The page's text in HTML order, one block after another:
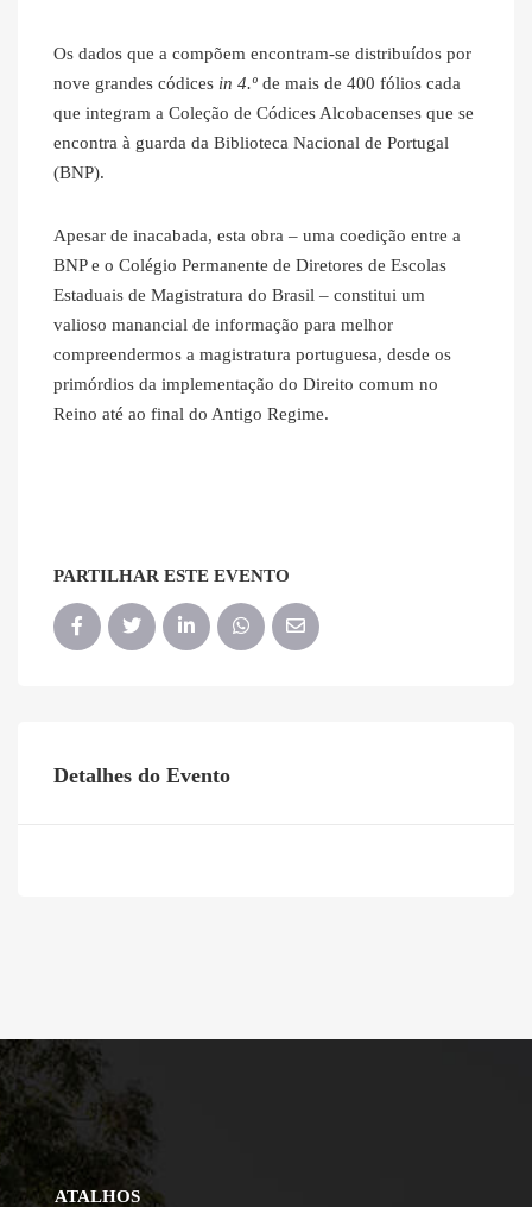
Os dados que a compõem encontram-se distribuídos por
nove grandes códices in 4.º de mais de 400 fólios cada
que integram a Coleção de Códices Alcobacenses que se
encontra à guarda da Biblioteca Nacional de Portugal
(BNP).
Apesar de inacabada, esta obra – uma coedição entre a
BNP e o Colégio Permanente de Diretores de Escolas
Estaduais de Magistratura do Brasil – constitui um
valioso manancial de informação para melhor
compreendermos a magistratura portuguesa, desde os
primórdios da implementação do Direito comum no
Reino até ao final do Antigo Regime.
PARTILHAR ESTE EVENTO
Detalhes do Evento
ATALHOS